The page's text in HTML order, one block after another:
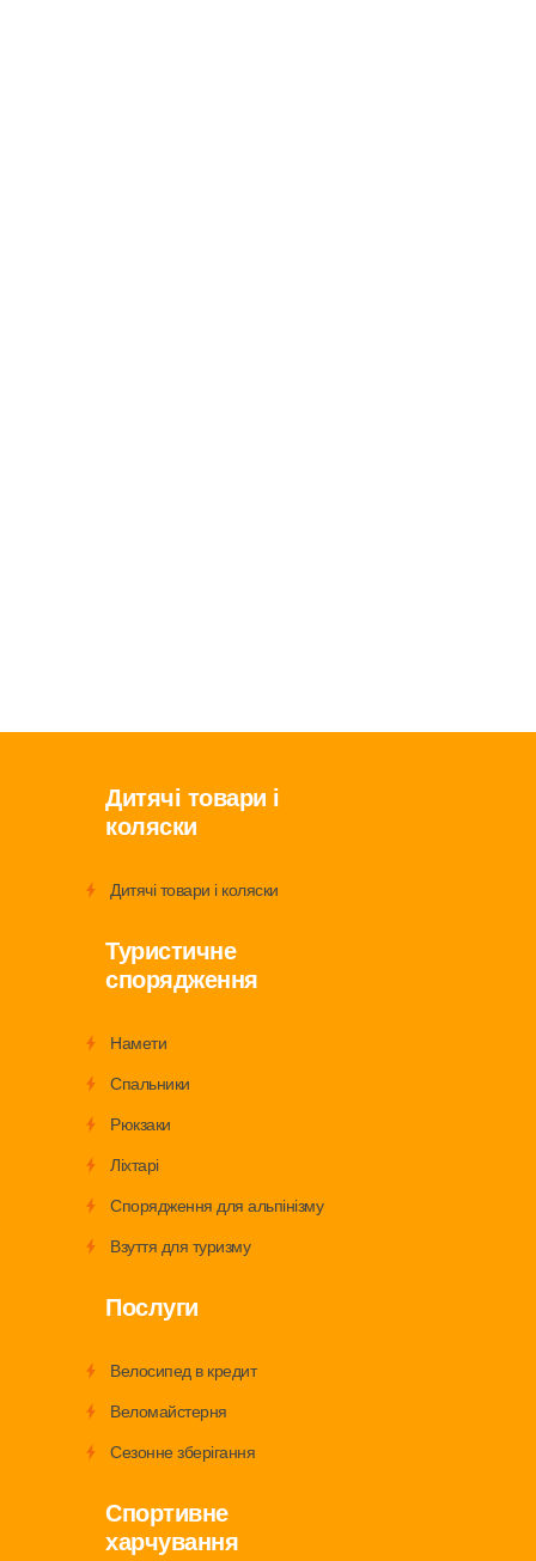
Дитячі товари і
коляски
Дитячі товари і коляски
Туристичне
спорядження
Намети
Спальники
Рюкзаки
Ліхтарі
Спорядження для альпінізму
Взуття для туризму
Послуги
Велосипед в кредит
Веломайстерня
Сезонне зберігання
Спортивне
харчування